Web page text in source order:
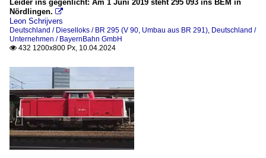
Leider ins gegenlicht: Am 1 Juni 2019 steht 295 093 ins BEM in
Nördlingen. 
Leon Schrijvers
Deutschland / Dieselloks / BR 295 (V 90, Umbau aus BR 291), Deutschland /
Unternehmen / BayernBahn GmbH
 432 1200x800 Px, 10.04.2024